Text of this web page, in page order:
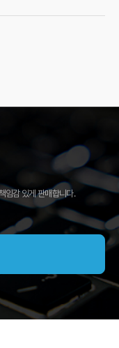
임감 있게 판매합니다.